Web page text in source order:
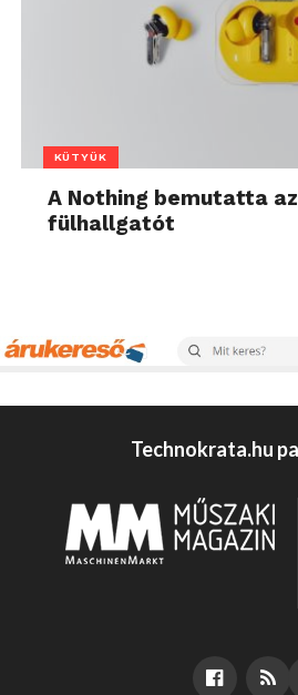
KÜTYÜK
A Nothing bemutatta
fülhallgatót
Technokrata.hu